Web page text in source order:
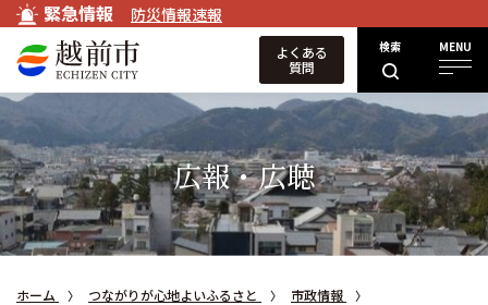
緊急情報 防災情報速報
検索 MENU
よくある
質問
広報・広聴
ホーム つながりが心地よいふるさと
市政情報